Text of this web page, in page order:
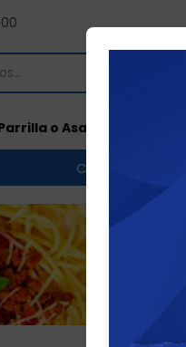
Compras
o Asado